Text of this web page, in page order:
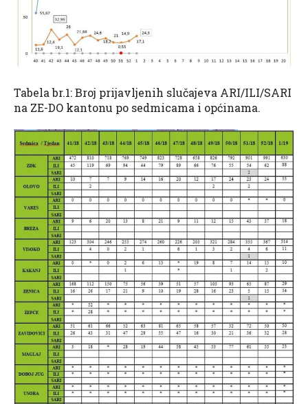
Tabela br.1: Broj prijavljenih slučajeva ARI/ILI/SARI
na ZE-DO kantonu po sedmicama i općinama.